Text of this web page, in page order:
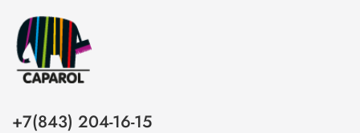
+7(843) 204-16-15